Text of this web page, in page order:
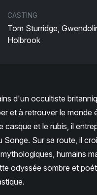
CASTING
Tom Sturridge,
Holbrook
d'un occultiste
et à retrouver le monde
casque et le rubis, il
Sur sa route, il
humains
odyssée sombre et